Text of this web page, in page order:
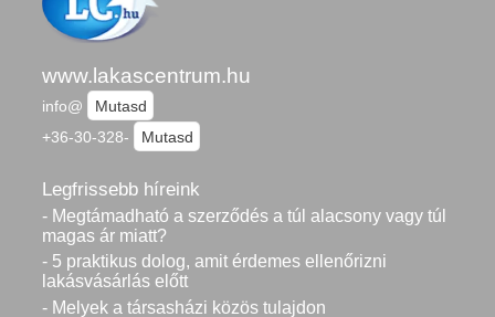
www.lakascentrum.hu
info@
Mutasd
+36-30-328-
Mutasd
Legfrissebb híreink
- Megtámadható a szerződés a túl alacsony vagy túl
magas ár miatt?
- 5 praktikus dolog, amit érdemes ellenőrizni
lakásvásárlás előtt
- Melyek a társasházi közös tulajdon